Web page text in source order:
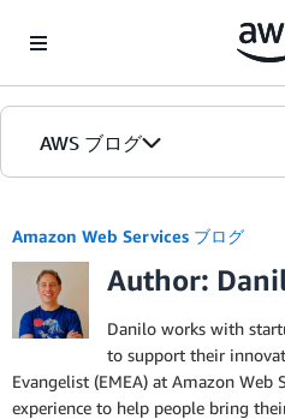
AWS ブログ
カテゴリ
エディション
Amazon Web Services ブログ
Author:
Danilo works with
to support their
Evangelist (EMEA) at Amazon Web
experience to help people bring